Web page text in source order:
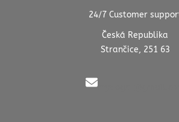
24/7 Customer
Česká Republika
Strančice, 251 63
mydogcz@gmail.com